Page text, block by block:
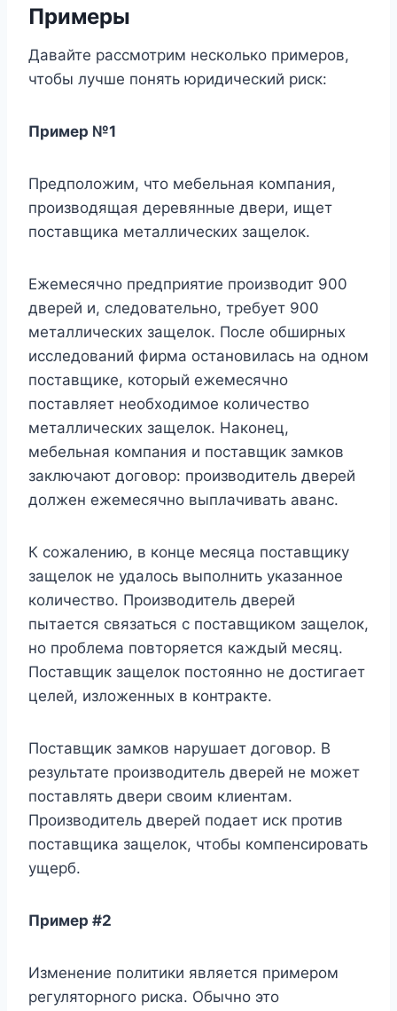
Примеры
Давайте рассмотрим несколько примеров,
чтобы лучше понять юридический риск:
Пример №1
Предположим, что мебельная компания,
производящая деревянные двери, ищет
поставщика металлических защелок.
Ежемесячно предприятие производит 900
дверей и, следовательно, требует 900
металлических защелок. После обширных
исследований фирма остановилась на одном
поставщике, который ежемесячно
поставляет необходимое количество
металлических защелок. Наконец,
мебельная компания и поставщик замков
заключают договор: производитель дверей
должен ежемесячно выплачивать аванс.
К сожалению, в конце месяца поставщику
защелок не удалось выполнить указанное
количество. Производитель дверей
пытается связаться с поставщиком защелок,
но проблема повторяется каждый месяц.
Поставщик защелок постоянно не достигает
целей, изложенных в контракте.
Поставщик замков нарушает договор. В
результате производитель дверей не может
поставлять двери своим клиентам.
Производитель дверей подает иск против
поставщика защелок, чтобы компенсировать
ущерб.
Пример #2
Изменение политики является примером
регуляторного риска. Обычно это